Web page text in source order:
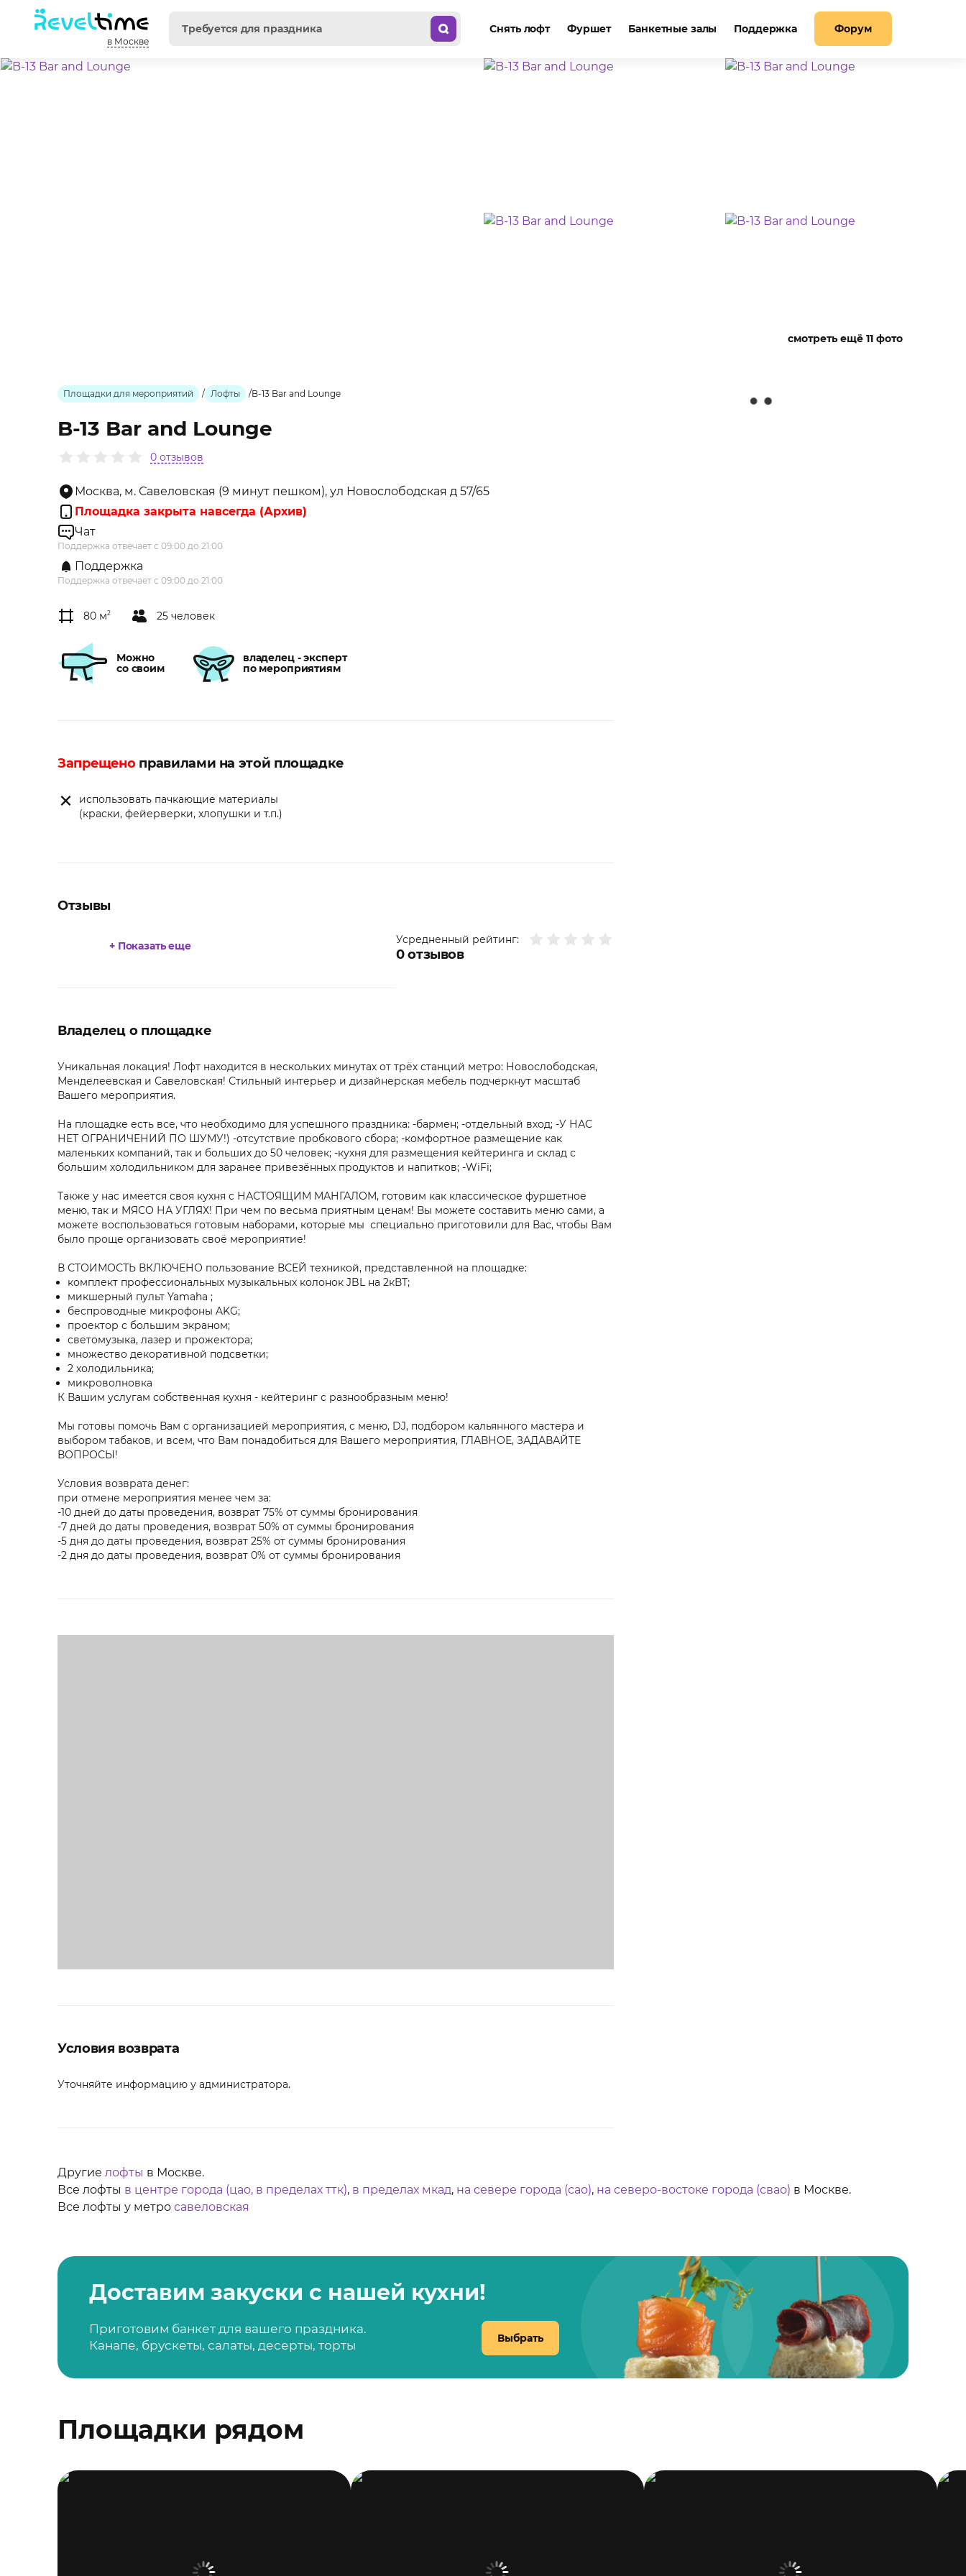
в Москве
Снять лофт Фуршет Банкетные залы Поддержка Форум
смотреть ещё 11 фото
Площадки для мероприятий / Лофты /B-13 Bar and Lounge
B-13 Bar and Lounge
0 отзывов
Москва, м. Савеловская (9 минут пешком), ул Новослободская д 57/65
Площадка закрыта навсегда (Архив)
Чат
Поддержка отвечает с 09:00 до 21:00
Поддержка
Поддержка отвечает с 09:00 до 21:00
80 м2 25 человек
Можно
со своим
владелец - эксперт
по мероприятиям
Запрещеноправилами на этой площадке
использовать пачкающие материалы
(краски, фейерверки, хлопушки и т.п.)
Отзывы
Усредненный рейтинг:
0отзывов
+ Показать еще
Владелец о площадке
Уникальная локация! Лофт находится в нескольких минутах от трёх станций метро: Новослободская,
Менделеевская и Савеловская! Стильный интерьер и дизайнерская мебель подчеркнут масштаб
Вашего мероприятия.
На площадке есть все, что необходимо для успешного праздника: -бармен; -отдельный вход; -У НАС
НЕТ ОГРАНИЧЕНИЙ ПО ШУМУ!) -отсутствие пробкового сбора; -комфортное размещение как
маленьких компаний, так и больших до 50 человек; -кухня для размещения кейтеринга и склад с
большим холодильником для заранее привезённых продуктов и напитков; -WiFi;
Также у нас имеется своя кухня с НАСТОЯЩИМ МАНГАЛОМ, готовим как классическое фуршетное
меню, так и МЯСО НА УГЛЯХ! При чем по весьма приятным ценам! Вы можете составить меню сами, а
можете воспользоваться готовым наборами, которые мы специально приготовили для Вас, чтобы Вам
было проще организовать своё мероприятие!
В СТОИМОСТЬ ВКЛЮЧЕНО пользование ВСЕЙ техникой, представленной на площадке:
комплект профессиональных музыкальных колонок JBL на 2кВТ;
микшерный пульт Yamaha ;
беспроводные микрофоны AKG;
проектор с большим экраном;
светомузыка, лазер и прожектора;
множество декоративной подсветки;
2 холодильника;
микроволновка
К Вашим услугам собственная кухня - кейтеринг с разнообразным меню!
Мы готовы помочь Вам с организацией мероприятия, с меню, DJ, подбором кальянного мастера и
выбором табаков, и всем, что Вам понадобиться для Вашего мероприятия, ГЛАВНОЕ, ЗАДАВАЙТЕ
ВОПРОСЫ!
Условия возврата денег:
при отмене мероприятия менее чем за:
-10 дней до даты проведения, возврат 75% от суммы бронирования
-7 дней до даты проведения, возврат 50% от суммы бронирования
-5 дня до даты проведения, возврат 25% от суммы бронирования
-2 дня до даты проведения, возврат 0% от суммы бронирования
Условия возврата
Уточняйте информацию у администратора.
Другие лофты в Москве.
Все лофты в центре города (цао, в пределах ттк), в пределах мкад, на севере города (сао), на северо-востоке города (свао) в Москве.
Все лофты у метро савеловская
Доставим закуски с нашей кухни!
Приготовим банкет для вашего праздника.
Канапе, брускеты, салаты, десерты, торты
Выбрать
Площадки рядом